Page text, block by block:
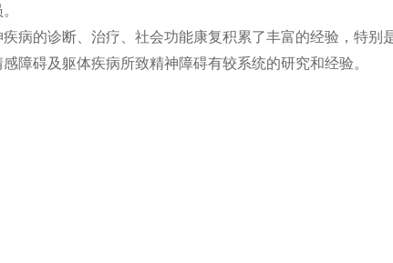
病的诊断、治疗、社会功能康复积累了丰富的经验，特别
障碍及躯体疾病所致精神障碍有较系统的研究和经验。